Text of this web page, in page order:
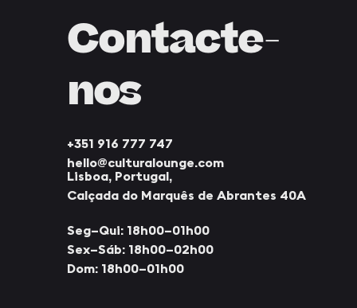
Contacte-
nos
Seg–Qui: 18h00–01h00
Sex–Sáb: 18h00–02h00
Dom: 18h00–01h00
Lisboа, Portugal,
Calçada do Marquês de Abrantes 40A
+351 916 777 747
hello@culturalounge.com